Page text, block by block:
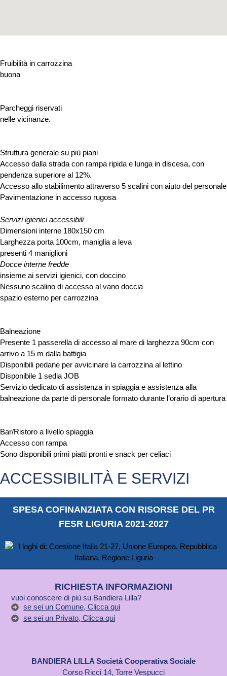
Fruibilità in carrozzina
buona
Parcheggi riservati
nelle vicinanze.
Struttura generale su più piani
Accesso dalla strada con rampa ripida e lunga in discesa, con
pendenza superiore al 12%.
Accesso allo stabilimento attraverso 5 scalini con aiuto del personale
Pavimentazione in accesso rugosa
Servizi igienici accessibili
Dimensioni interne 180x150 cm
Larghezza porta 100cm, maniglia a leva
presenti 4 maniglioni
Docce interne fredde
insieme ai servizi igienici, con doccino
Nessuno scalino di accesso al vano doccia
spazio esterno per carrozzina
Balneazione
Presente 1 passerella di accesso al mare di larghezza 90cm con
arrivo a 15 m dalla battigia
Disponibili pedane per avvicinare la carrozzina al lettino
Disponibile 1 sedia JOB
Servizio dedicato di assistenza in spiaggia e assistenza alla
balneazione da parte di personale formato durante l’orario di apertura
Bar/Ristoro a livello spiaggia
Accesso con rampa
Sono disponibili primi piatti pronti e snack per celiaci
ACCESSIBILITÀ E SERVIZI
SPESA COFINANZIATA CON RISORSE DEL PR
FESR LIGURIA 2021-2027
RICHIESTA INFORMAZIONI
vuoi conoscere di più su Bandiera Lilla?
se sei un Comune, Clicca qui
se sei un Privato, Clicca qui
BANDIERA LILLA Società Cooperativa Sociale
Corso Ricci 14, Torre Vespucci